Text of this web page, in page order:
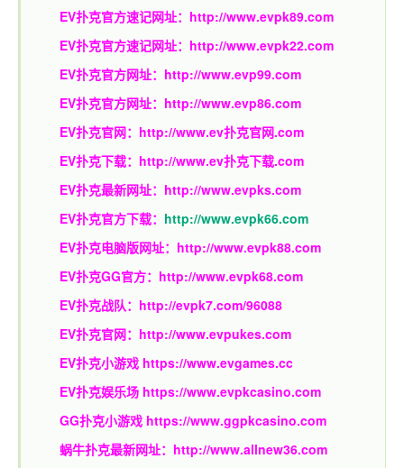
EV扑克官方速记网址： http://www.evpk89.com
EV扑克官方速记网址： http://www.evpk22.com
EV扑克官方网址： http://www.evp99.com
EV扑克官方网址： http://www.evp86.com
EV扑克官网： http://www.ev扑克官网.com
EV扑克下载： http://www.ev扑克下载.com
EV扑克最新网址： http://www.evpks.com
EV扑克官方下载： http://www.evpk66.com
EV扑克电脑版网址： http://www.evpk88.com
EV扑克GG官方： http://www.evpk68.com
EV扑克战队： http://evpk7.com/96088
EV扑克官网： http://www.evpukes.com
EV扑克小游戏 https://www.evgames.cc
EV扑克娱乐场 https://www.evpkcasino.com
GG扑克小游戏 https://www.ggpkcasino.com
蜗牛扑克最新网址： http://www.allnew36.com